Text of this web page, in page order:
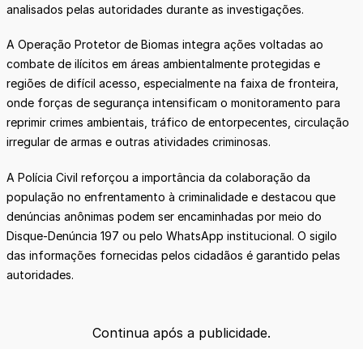
analisados pelas autoridades durante as investigações.
A Operação Protetor de Biomas integra ações voltadas ao
combate de ilícitos em áreas ambientalmente protegidas e
regiões de difícil acesso, especialmente na faixa de fronteira,
onde forças de segurança intensificam o monitoramento para
reprimir crimes ambientais, tráfico de entorpecentes, circulação
irregular de armas e outras atividades criminosas.
A Polícia Civil reforçou a importância da colaboração da
população no enfrentamento à criminalidade e destacou que
denúncias anônimas podem ser encaminhadas por meio do
Disque-Denúncia 197 ou pelo WhatsApp institucional. O sigilo
das informações fornecidas pelos cidadãos é garantido pelas
autoridades.
Continua após a publicidade.